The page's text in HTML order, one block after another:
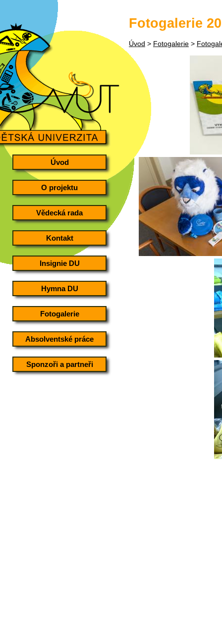
Fotogalerie
Úvod > Fotogalerie >
Úvod
O projektu
Vědecká rada
Kontakt
Insignie DU
Hymna DU
Fotogalerie
Absolventské práce
Sponzoři a partneři